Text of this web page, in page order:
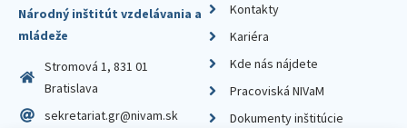
Národný inštitút vzdelávania a
mládeže
Stromová 1, 831 01
Bratislava
sekretariat.gr@nivam.sk
Kontakty
Kariéra
Kde nás nájdete
Pracoviská NIVaM
Dokumenty inštitúcie